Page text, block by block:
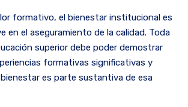
formativo, el bienestar institucional es
en el aseguramiento de la calidad. Toda
superior debe poder demostrar
formativas significativas y
es parte sustantiva de esa